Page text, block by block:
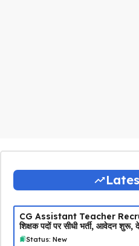
CG Assistant Teacher
शिक्षक पदों पर सीधी भर्ती, आवेदन शुरू,
Status: New